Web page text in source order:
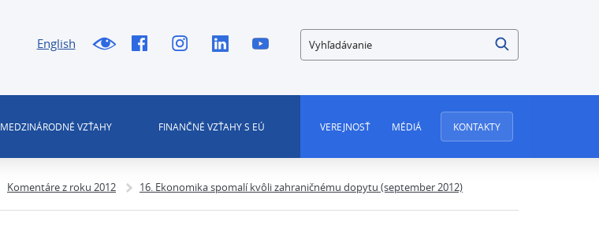
English Vyhľadávanie
MEDZINÁRODNÉ VZŤAHY FINANČNÉ VZŤAHY S EÚ VEREJNOSŤ MÉDIÁ KONTAKTY
Komentáre z roku 2012 16. Ekonomika spomalí kvôli zahraničnému dopytu (september 2012)